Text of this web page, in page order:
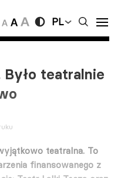
PL
Było teatralnie
teatralna. To
finansowanego z